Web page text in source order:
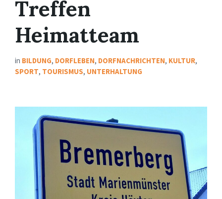
Treffen
Heimatteam
in BILDUNG, DORFLEBEN, DORFNACHRICHTEN, KULTUR,
SPORT, TOURISMUS, UNTERHALTUNG